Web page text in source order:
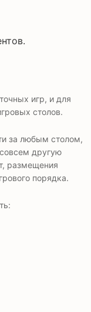
игр, и для
столов.
за любым столом,
другую
размещения
порядка.